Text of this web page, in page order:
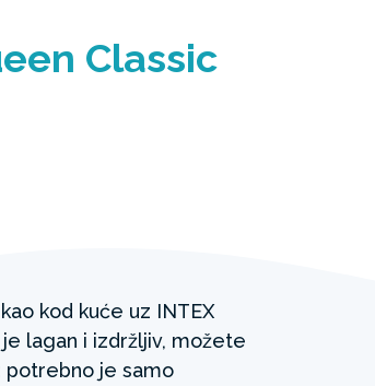
Classic
kod kuće uz INTEX
lagan i izdržljiv, možete
je samo